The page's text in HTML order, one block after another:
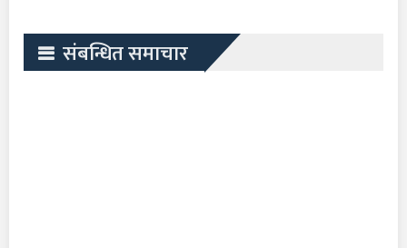
संबन्धित समाचार